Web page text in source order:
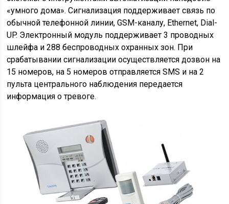
«умного дома». Сигнализация поддерживает связь по
обычной телефонной линии, GSM-каналу, Ethernet, Dial-
UP. Электронный модуль поддерживает 3 проводных
шлейфа и 288 беспроводных охранных зон. При
срабатывании сигнализации осуществляется дозвон на
15 номеров, на 5 номеров отправляется SMS и на 2
пульта центрального наблюдения передается
информация о тревоге.